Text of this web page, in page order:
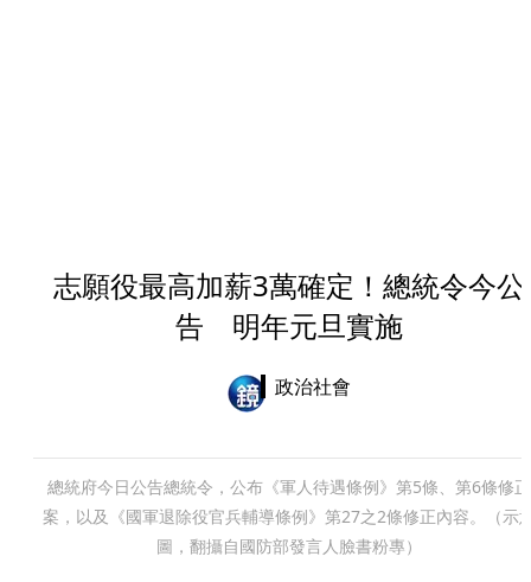
志願役最高加薪3萬確定！總統令今公
告 明年元旦實施
政治社會
總統府今日公告總統令，公布《軍人待遇條例》第5條、第6條修正
案，以及《國軍退除役官兵輔導條例》第27之2條修正內容。（示
圖，翻攝自國防部發言人臉書粉專）